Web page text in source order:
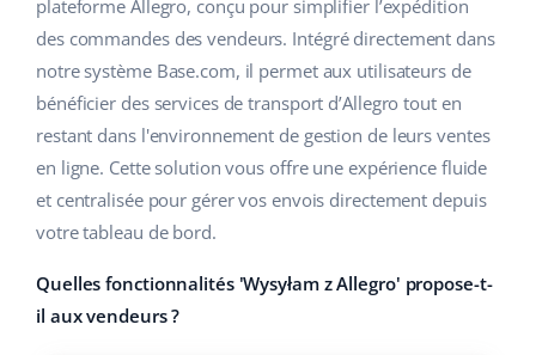
Gestion logistique
Automatisation des flux
Base Connect
L'IA au service du e-commerce
Maison et jardin
Produits pour enfants
Électronique
Pièces automobiles
Supermarché
Santé et beauté
Aide
Académie
Services
english (US)
english (GB)
english (IN)
čeština
deutsch
Ελληνικά
plateforme Allegro, conçu pour simplifier l’expédition
des commandes des vendeurs. Intégré directement dans
notre système Base.com, il permet aux utilisateurs de
bénéficier des services de transport d’Allegro tout en
restant dans l'environnement de gestion de leurs ventes
en ligne. Cette solution vous offre une expérience fluide
et centralisée pour gérer vos envois directement depuis
votre tableau de bord.
Quelles fonctionnalités 'Wysyłam z Allegro' propose-t-
il aux vendeurs ?